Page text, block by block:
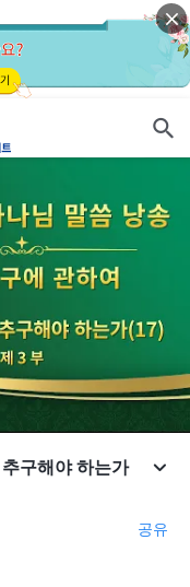
구해야 하는가
공유